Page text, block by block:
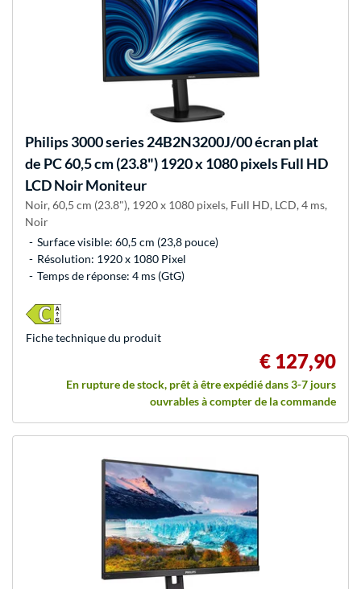
Philips3000 series 24B2N3200J/00 écran plat
de PC 60,5 cm (23.8") 1920 x 1080 pixels Full HD
LCD Noir Moniteur
Noir, 60,5 cm (23.8"), 1920 x 1080 pixels, Full HD, LCD, 4 ms,
Noir
Surface visible: 60,5 cm (23,8 pouce)
Résolution: 1920 x 1080 Pixel
Temps de réponse: 4 ms (GtG)
€ 127,90
En rupture de stock, prêt à être expédié dans 3-7 jours
ouvrables à compter de la commande
Fiche technique du produit